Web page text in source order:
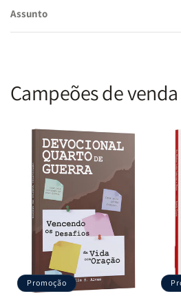
igreja com identidade histórica
qual estiver inserida, para o bem da
Assunto
Campeões de venda
Promoção